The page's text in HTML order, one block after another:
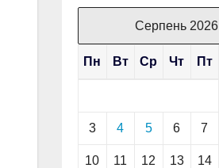
Серпень 2026
Пн Вт Ср Чт Пт
3 4 5 6 7
10 11 12 13 14